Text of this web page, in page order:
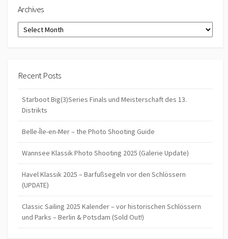
Archives
Archives
Recent Posts
Starboot Big(3)Series Finals und Meisterschaft des 13.
Distrikts
Belle-Île-en-Mer – the Photo Shooting Guide
Wannsee Klassik Photo Shooting 2025 (Galerie Update)
Havel Klassik 2025 – Barfußsegeln vor den Schlössern
(UPDATE)
Classic Sailing 2025 Kalender – vor historischen Schlössern
und Parks – Berlin & Potsdam (Sold Out!)